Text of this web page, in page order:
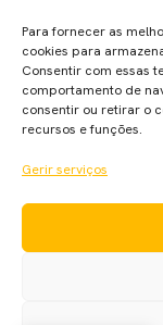
Para fornecer as
cookies para
Consentir com essas
comportamento de
consentir ou retirar o
recursos e funções.
Gerir serviços
Nos cinemas a
se Para Ir a